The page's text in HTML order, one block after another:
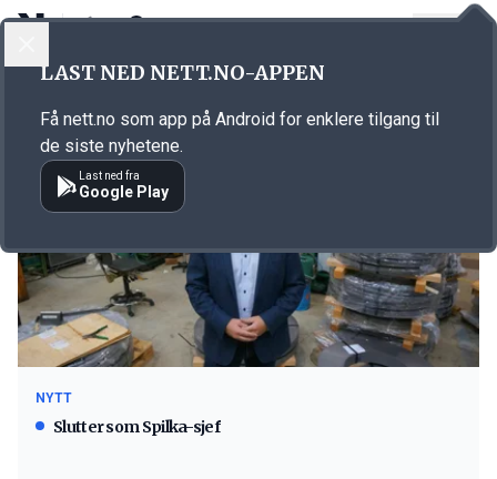
Emne: Spilka Building Solutions
NYTT
Slutter som Spilka-sjef
LAST NED NETT.NO-APPEN
Få nett.no som app på Android for enklere tilgang til
de siste nyhetene.
Last ned fra
Google Play